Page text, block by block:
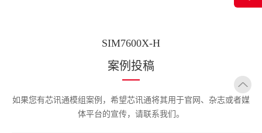
SIM7600X-H
案例投稿
如果您有芯讯通模组案例，希望芯讯通将其用于官网、杂志或者媒
体平台的宣传，请联系我们。